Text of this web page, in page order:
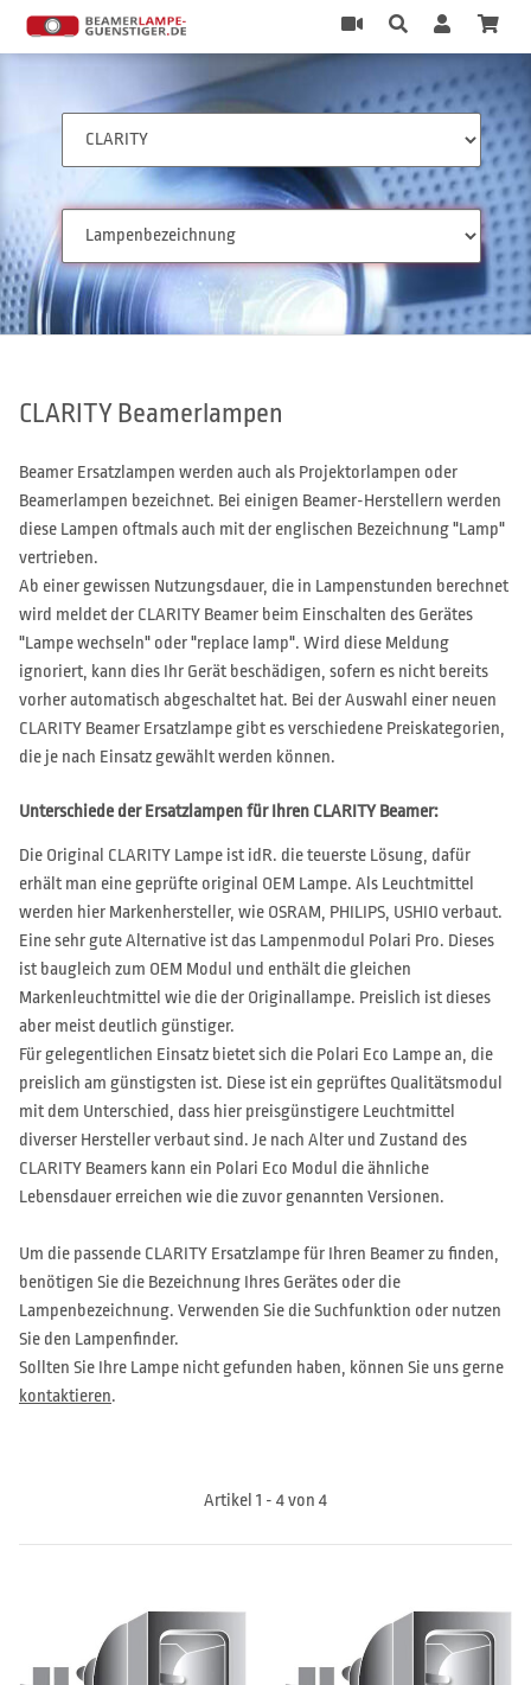
CLARITY Beamerlampen
Beamer Ersatzlampen werden auch als Projektorlampen oder
Beamerlampen bezeichnet. Bei einigen Beamer-Herstellern werden
diese Lampen oftmals auch mit der englischen Bezeichnung "Lamp"
vertrieben.
Ab einer gewissen Nutzungsdauer, die in Lampenstunden berechnet
wird meldet der CLARITY Beamer beim Einschalten des Gerätes
"Lampe wechseln" oder "replace lamp". Wird diese Meldung
ignoriert, kann dies Ihr Gerät beschädigen, sofern es nicht bereits
vorher automatisch abgeschaltet hat. Bei der Auswahl einer neuen
CLARITY Beamer Ersatzlampe gibt es verschiedene Preiskategorien,
die je nach Einsatz gewählt werden können.
Unterschiede der Ersatzlampen für Ihren CLARITY Beamer:
Die Original CLARITY Lampe ist idR. die teuerste Lösung, dafür
erhält man eine geprüfte original OEM Lampe. Als Leuchtmittel
werden hier Markenhersteller, wie OSRAM, PHILIPS, USHIO verbaut.
Eine sehr gute Alternative ist das Lampenmodul Polari Pro. Dieses
ist baugleich zum OEM Modul und enthält die gleichen
Markenleuchtmittel wie die der Originallampe. Preislich ist dieses
aber meist deutlich günstiger.
Für gelegentlichen Einsatz bietet sich die Polari Eco Lampe an, die
preislich am günstigsten ist. Diese ist ein geprüftes Qualitätsmodul
mit dem Unterschied, dass hier preisgünstigere Leuchtmittel
diverser Hersteller verbaut sind. Je nach Alter und Zustand des
CLARITY Beamers kann ein Polari Eco Modul die ähnliche
Lebensdauer erreichen wie die zuvor genannten Versionen.
Um die passende CLARITY Ersatzlampe für Ihren Beamer zu finden,
benötigen Sie die Bezeichnung Ihres Gerätes oder die
Lampenbezeichnung. Verwenden Sie die Suchfunktion oder nutzen
Sie den Lampenfinder.
Sollten Sie Ihre Lampe nicht gefunden haben, können Sie uns gerne
kontaktieren.
Artikel 1 - 4 von 4